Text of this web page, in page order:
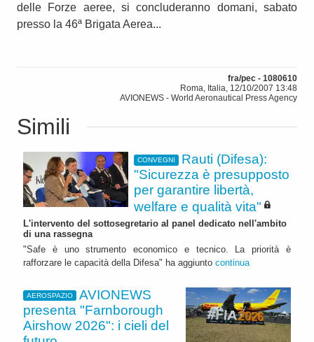
delle Forze aeree, si concluderanno domani, sabato
presso la 46ª Brigata Aerea...
fra/pec - 1080610
Roma, Italia, 12/10/2007 13:48
AVIONEWS - World Aeronautical Press Agency
Simili
CONVEGNI
Rauti (Difesa):
"Sicurezza è presupposto
per garantire libertà,
welfare e qualità vita"
L'intervento del sottosegretario al panel dedicato nell'ambito
di una rassegna
"Safe è uno strumento economico e tecnico. La priorità è
rafforzare le capacità della Difesa" ha aggiunto continua
AEROSPAZIO
AVIONEWS
presenta "Farnborough
Airshow 2026": i cieli del